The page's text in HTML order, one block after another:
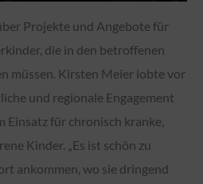
Projekte und Angebote für
die in den betroffenen
müssen. Kirsten Meier lobte vor
und regionale Engagement
Einsatz für chronisch kranke,
Kinder. „Es ist schön zu
ankommen, wo sie dringend